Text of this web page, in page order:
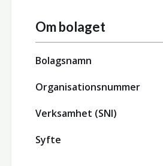
Om bolaget
Bolagsnamn
Organisationsnummer
Verksamhet (SNI)
Syfte